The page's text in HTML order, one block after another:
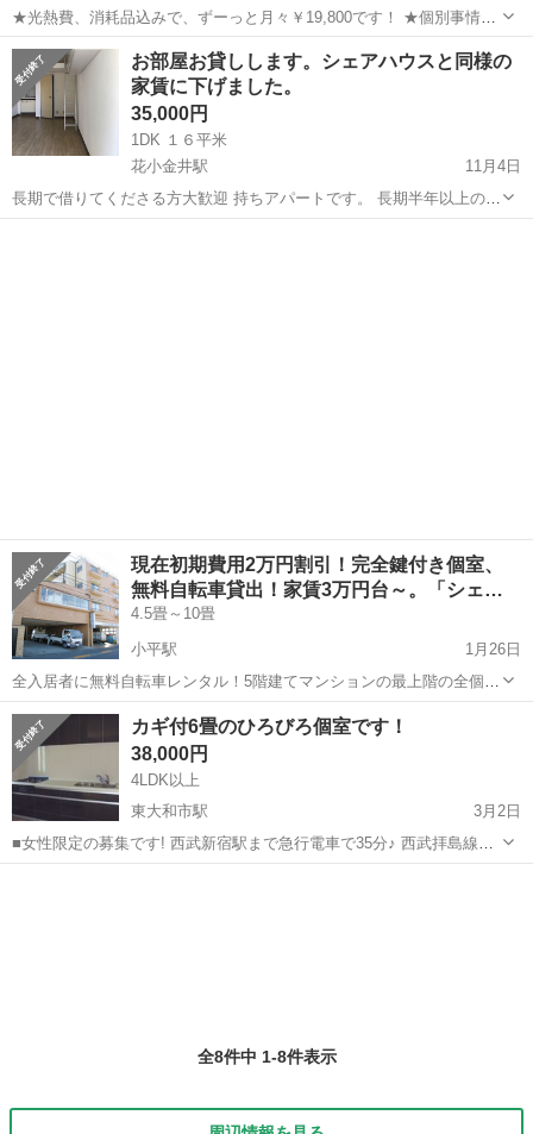
★光熱費、消耗品込みで、ずーっと月々￥19,800です！ ★個別事情考
慮致します。 ★初期費用無し！ ★3ヶ月間光熱費のみ！（女性限定）
★オプション料金や保証金など必要ありません！ ★次亜塩素酸空気清
浄機...
東京 小平市 国分寺駅 シェアハウス
お部屋お貸しします。シェアハウスと同様の
家賃に下げました。
35,000円
1DK １６平米
花小金井駅
11月4日
長期で借りてくださる方大歓迎 持ちアパートです。 長期半年以上の
方、出来ましたらそれ以上長く借りてくださる方 広さ１６平米 １
現在初期費用2万円割引！完全鍵付き個室、
無料自転車貸出！家賃3万円台～。「シェ…
4.5畳～10畳
小平駅
1月26日
全入居者に無料自転車レンタル！5階建てマンションの最上階の全個
室・交流タイプ。 「寮くん小平アネックス」は西武新宿線小平駅徒歩
12分。 駅からは徒歩13分ですが、全入居者の方に無料自転車レンタル
がありますので駅までは実質...
東京 小平市 小平駅 シェアハウス 個室
カギ付6畳のひろびろ個室です！
38,000円
4LDK以上
東大和市駅
3月2日
■女性限定の募集です! 西武新宿駅まで急行電車で35分♪ 西武拝島線
「東大和市」駅から徒歩９分の好立地です。 二階建ての戸建てで一階
全8件中 1-8件表示